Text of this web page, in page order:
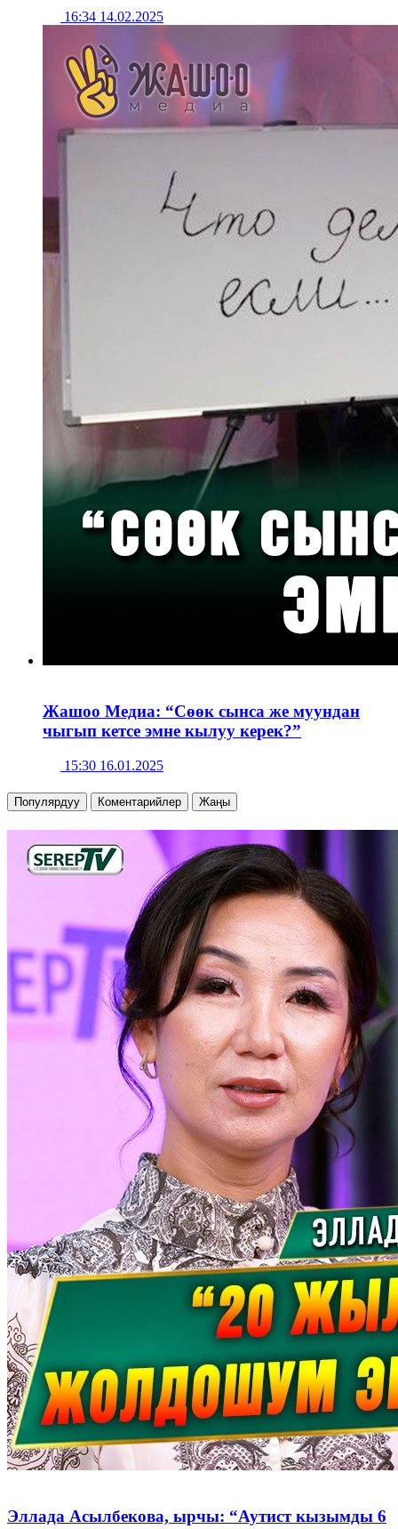
16:34 14.02.2025
Жашоо Медиа: “Сөөк сынса же муундан
чыгып кетсе эмне кылуу керек?”
15:30 16.01.2025
Популярдуу Коментарийлер Жаңы
Эллада Асылбекова, ырчы: “Аутист кызымды 6